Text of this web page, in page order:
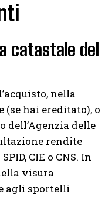
catastale del
nella
(se hai ereditato), o
dell’Agenzia delle
rendite
CIE o CNS. In
visura
agli sportelli